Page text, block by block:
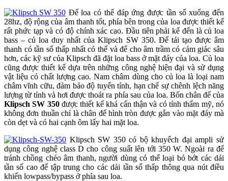
Để loa có thể đáp ứng được tần số xuống đến
28hz, độ rộng của âm thanh tốt, phía bên trong của loa được thiết kế
rất phức tạp và có độ chính xác cao. Đầu tiên phải kể đến là củ loa
bass – củ loa duy nhất của Klipsch SW 350. Để tái tạo được âm
thanh có tần số thấp nhất có thể và để cho âm trầm có cảm giác sâu
hơn, các kỹ sư của Klipsch đã đặt loa bass ở mặt đáy của loa. Củ loa
cũng được thiết kế dựa trên những công nghệ hiện đại và sử dụng
vật liệu có chất lượng cao. Nam châm dùng cho củ loa là loại nam
châm vĩnh cữu, đảm bảo độ tuyến tính, hạn chế sự chênh lệch năng
lượng từ tính và hơi được thoát ra phía sau của loa. Bốn chân đế của
Klipsch SW 350được thiết kế khá cẩn thận và có tính thẩm mỹ, nó
không đơn thuần chỉ là chân đế hình tròn được gắn vào mặt đáy mà
còn dẹt và có hai cạnh ôm lấy hai mặt loa.
Klipsch SW 350 có bộ khuyếch đại ampli sử
dụng công nghệ class D cho công suất lên tới 350 W. Ngoài ra để
tránh chồng chéo âm thanh, người dùng có thể loại bỏ bớt các dải
tần số cao để tập trung cho các dải tần số thấp thông qua nút điều
khiển lowpass/bypass ở phía sau loa.